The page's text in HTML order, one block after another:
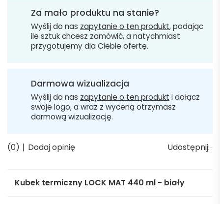
Za mało produktu na stanie?
Wyślij do nas zapytanie o ten produkt, podając
ile sztuk chcesz zamówić, a natychmiast
przygotujemy dla Ciebie ofertę.
Darmowa wizualizacja
Wyślij do nas zapytanie o ten produkt i dołącz
swoje logo, a wraz z wyceną otrzymasz
darmową wizualizację.
(0) Dodaj opinię Udostępnij:
Kubek termiczny LOCK MAT 440 ml - biały